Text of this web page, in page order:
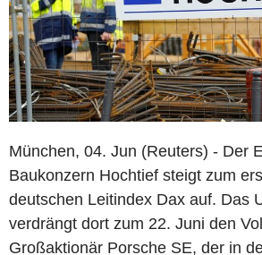
München, 04. Jun (Reuters) - Der
Baukonzern Hochtief steigt zum
deutschen Leitindex Dax auf. Das
verdrängt dort zum 22. Juni den
Großaktionär Porsche SE, der in